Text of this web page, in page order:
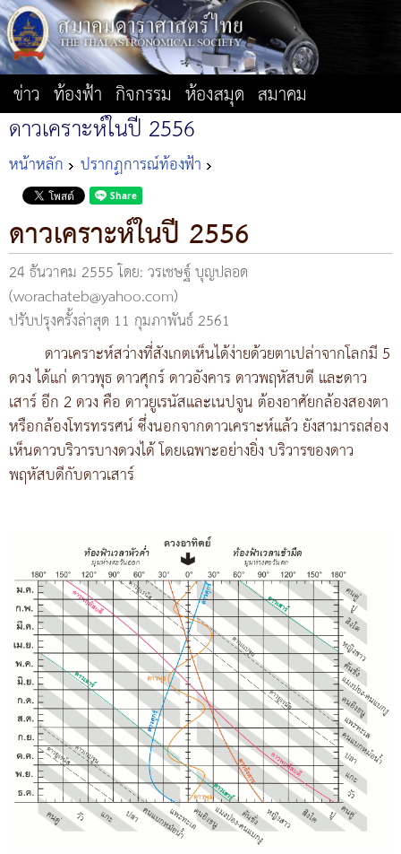
ข่าว ท้องฟ้า กิจกรรม ห้องสมุด สมาคม
ดาวเคราะห์ในปี 2556
หน้าหลัก ปรากฏการณ์ท้องฟ้า
ดาวเคราะห์ในปี 2556
24 ธันวาคม 2555โดย: วรเชษฐ์ บุญปลอด
(worachateb@yahoo.com)
ปรับปรุงครั้งล่าสุด 11 กุมภาพันธ์ 2561
ดาวเคราะห์สว่างที่สังเกตเห็นได้ง่ายด้วยตาเปล่าจากโลกมี 5
ดวง ได้แก่ ดาวพุธ ดาวศุกร์ ดาวอังคาร ดาวพฤหัสบดี และดาว
เสาร์ อีก 2 ดวง คือ ดาวยูเรนัสและเนปจูน ต้องอาศัยกล้องสองตา
หรือกล้องโทรทรรศน์ ซึ่งนอกจากดาวเคราะห์แล้ว ยังสามารถส่อง
เห็นดาวบริวารบางดวงได้ โดยเฉพาะอย่างยิ่ง บริวารของดาว
พฤหัสบดีกับดาวเสาร์